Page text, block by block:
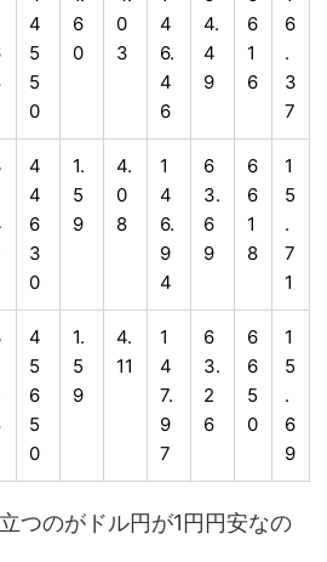
4
5
5
0
6
0
0
3
4
6.
4
6
4.
4
9
6
1
6
6
.
3
7
4
4
6
3
0
1.
5
9
4.
0
8
1
4
6.
9
4
6
3.
6
9
6
6
1
8
1
5
.
7
1
4
5
6
5
0
1.
5
9
4.
11
1
4
7.
9
7
6
3.
2
6
6
6
5
0
1
5
.
6
9
つのがドル円が1円円安なの